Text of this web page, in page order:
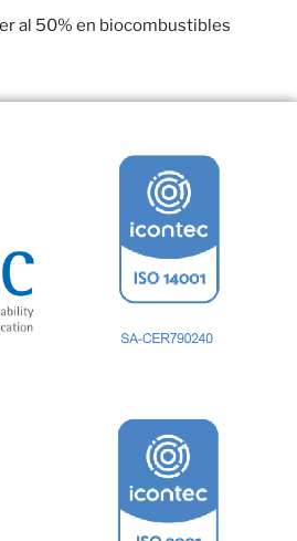
al 50% en biocombustibles